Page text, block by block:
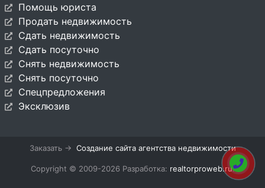
Помощь юриста
Продать недвижимость
Сдать недвижимость
Сдать посуточно
Снять недвижимость
Снять посуточно
Спецпредложения
Эксклюзив
Заказать → Создание сайта агентства недвижимости
Copyright © 2009-2026 Разработка: realtorproweb.ru.